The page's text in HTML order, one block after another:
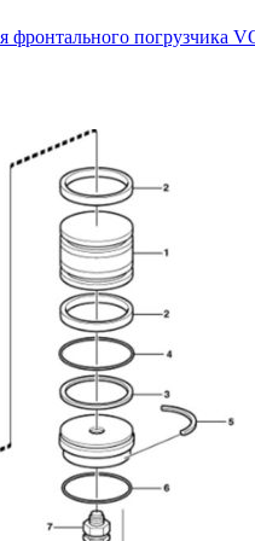
фронтального погрузчика